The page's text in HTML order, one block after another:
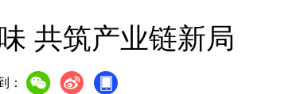
共筑产业链新局
：